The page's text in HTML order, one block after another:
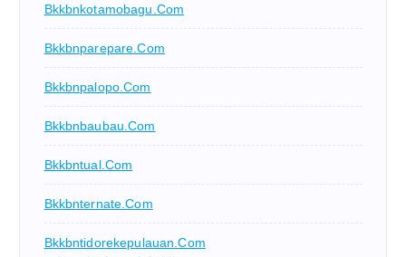
Bkkbnkotamobagu.com
Bkkbnparepare.com
Bkkbnpalopo.com
Bkkbnbaubau.com
Bkkbntual.com
Bkkbnternate.com
Bkkbntidorekepulauan.com